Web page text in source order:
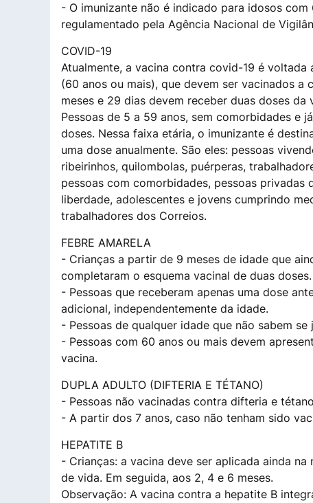
- O imunizante não é indicado para idosos
regulamentado pela Agência Nacional de
COVID-19
Atualmente, a vacina contra covid-19 é
(60 anos ou mais), que devem ser vacinados a
meses e 29 dias devem receber duas doses
Pessoas de 5 a 59 anos, sem comorbidades e
doses. Nessa faixa etária, o imunizante é
uma dose anualmente. São eles: pessoas
ribeirinhos, quilombolas, puérperas,
pessoas com comorbidades, pessoas
liberdade, adolescentes e jovens cumprindo
trabalhadores dos Correios.
FEBRE AMARELA
- Crianças a partir de 9 meses de idade que
completaram o esquema vacinal de duas doses.
- Pessoas que receberam apenas uma dose
adicional, independentemente da idade.
- Pessoas de qualquer idade que não sabem
- Pessoas com 60 anos ou mais devem
vacina.
DUPLA ADULTO (DIFTERIA E TÉTANO)
- Pessoas não vacinadas contra difteria e
- A partir dos 7 anos, caso não tenham sido
HEPATITE B
- Crianças: a vacina deve ser aplicada ainda
de vida. Em seguida, aos 2, 4 e 6 meses.
Observação: A vacina contra a hepatite B